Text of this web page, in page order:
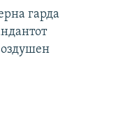
гарда